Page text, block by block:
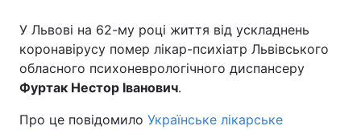
У Львові на 62-му році життя від ускладнень
коронавірусу помер лікар-психіатр Львівського
обласного психоневрологічного диспансеру
Фуртак Нестор Іванович.
Про це повідомило Українське лікарське